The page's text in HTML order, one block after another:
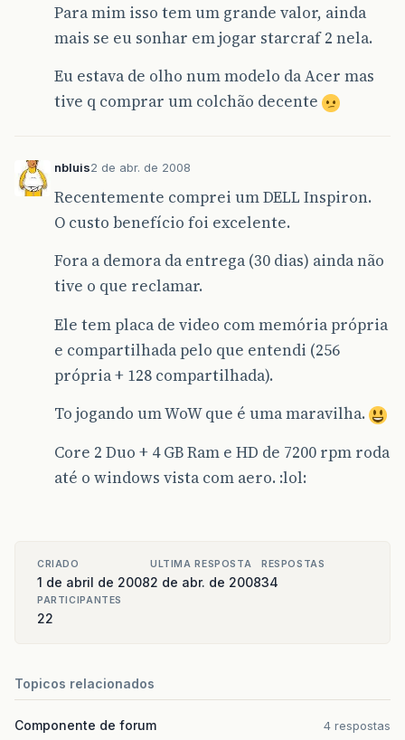
Para mim isso tem um grande valor, ainda
mais se eu sonhar em jogar starcraf 2 nela.
Eu estava de olho num modelo da Acer mas
tive q comprar um colchão decente
nbluis2 de abr. de 2008
Recentemente comprei um DELL Inspiron.
O custo benefício foi excelente.
Fora a demora da entrega (30 dias) ainda não
tive o que reclamar.
Ele tem placa de video com memória própria
e compartilhada pelo que entendi (256
própria + 128 compartilhada).
To jogando um WoW que é uma maravilha.
Core 2 Duo + 4 GB Ram e HD de 7200 rpm roda
até o windows vista com aero. :lol:
CRIADO
1 de abril de 2008
ULTIMA RESPOSTA
2 de abr. de 2008
RESPOSTAS
34
PARTICIPANTES
22
Topicos relacionados
Componente de forum 4 respostas